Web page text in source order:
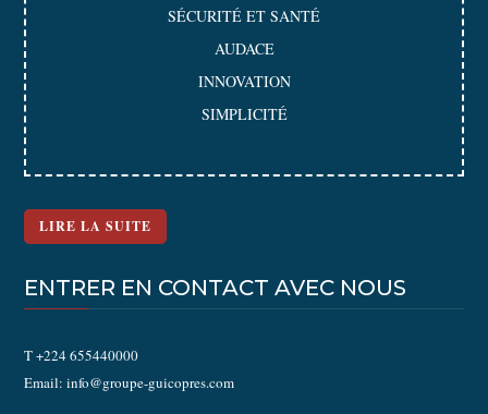
SÉCURITÉ ET SANTÉ
AUDACE
INNOVATION
SIMPLICITÉ
LIRE LA SUITE
ENTRER EN CONTACT AVEC NOUS
T +224 655440000
Email: info@groupe-guicopres.com